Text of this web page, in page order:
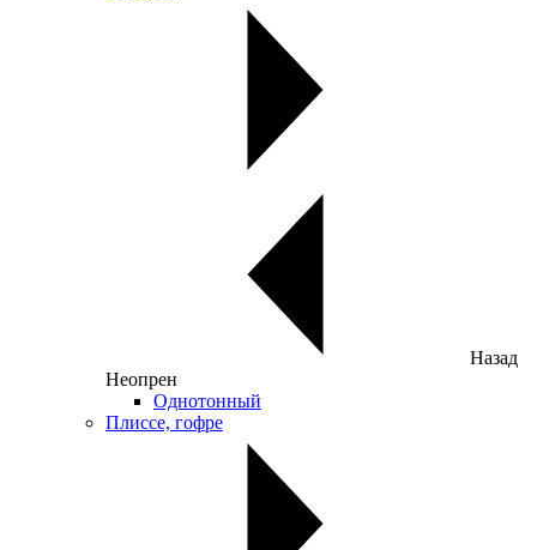
Назад
Неопрен
Однотонный
Плиссе, гофре